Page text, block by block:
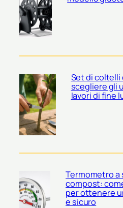
Set di coltelli
scegliere gli
lavori di fine
Termometro a
compost:
per ottenere
e sicuro